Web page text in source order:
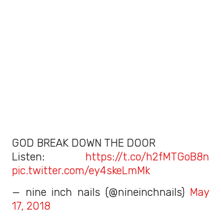
GOD BREAK DOWN THE DOOR
Listen: https://t.co/h2fMTGoB8n
pic.twitter.com/ey4skeLmMk
— nine inch nails (@nineinchnails) May
17, 2018